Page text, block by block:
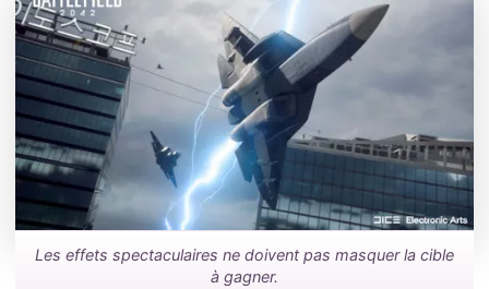
Les effets spectaculaires ne doivent pas masquer la cible
à gagner.